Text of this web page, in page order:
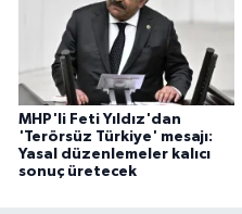
MHP'li Feti Yıldız'dan
'Terörsüz Türkiye' mesajı:
Yasal düzenlemeler kalıcı
sonuç üretecek